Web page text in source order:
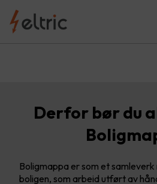
Derfor bør du
Boligmappa er som et
boligen, som arbeid utført av